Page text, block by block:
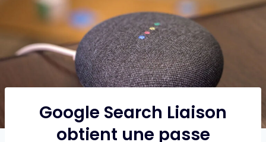
Google Search Liaison
obtient une passe